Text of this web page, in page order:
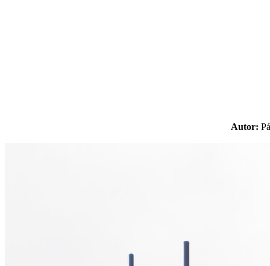
Autor: